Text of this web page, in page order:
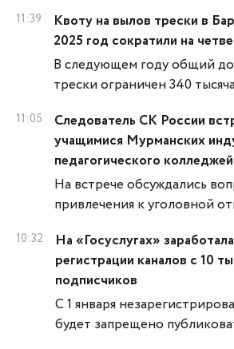
11:39
Квоту на вылов трески в
2025 год сократили на
В следующем году общий
трески ограничен 340
11:05
Следователь СК России
учащимися Мурманских
педагогического колледжей
На встрече обсуждались
привлечения к уголовной
10:32
На «Госуслугах»
регистрации каналов с 10
подписчиков
С 1 января
будет запрещено